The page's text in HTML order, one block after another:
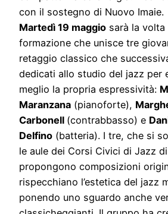
con il sostegno di Nuovo Imaie.
Martedì 19 maggio sarà la volta
formazione che unisce tre
retaggio classico che
dedicati allo studio del jazz per
meglio la propria espressività:
Maranzana (pianoforte),
Carbonell (contrabbasso) e
Delfino (batteria). I tre, che si
le aule dei Corsi Civici di Jazz
propongono composizioni
rispecchiano l’estetica del jazz
ponendo uno sguardo anche